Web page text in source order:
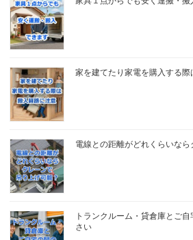
家を建てたり家電を購入する際
電線との距離がどれくらいな
トランクルーム・貸倉庫とご
さい